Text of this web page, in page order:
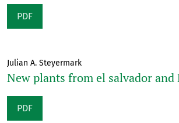
PDF
Julian A. Steyermark
New plants from el salvador and
PDF